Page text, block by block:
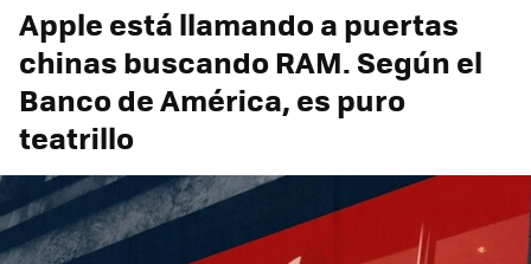
Apple está llamando a puertas
chinas buscando RAM. Según el
Banco de América, es puro
teatrillo